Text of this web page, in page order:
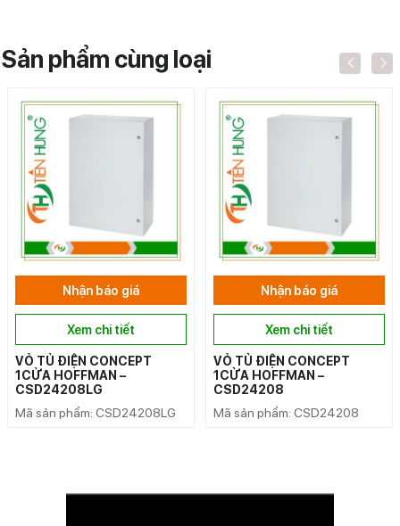
Sản phẩm cùng loại
Nhận báo giá
Xem chi tiết
VỎ TỦ ĐIỆN CONCEPT
1CỬA HOFFMAN –
CSD24208LG
Mã sản phẩm: CSD24208LG
Nhận báo giá
Xem chi tiết
VỎ TỦ ĐIỆN CONCEPT
1CỬA HOFFMAN –
CSD24208
Mã sản phẩm: CSD24208